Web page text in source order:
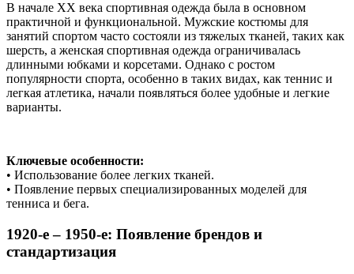
В начале XX века спортивная одежда была в основном
практичной и функциональной. Мужские костюмы для
занятий спортом часто состояли из тяжелых тканей, таких как
шерсть, а женская спортивная одежда ограничивалась
длинными юбками и корсетами. Однако с ростом
популярности спорта, особенно в таких видах, как теннис и
легкая атлетика, начали появляться более удобные и легкие
варианты.
Ключевые особенности:
• Использование более легких тканей.
• Появление первых специализированных моделей для
тенниса и бега.
1920-е – 1950-е: Появление брендов и
стандартизация